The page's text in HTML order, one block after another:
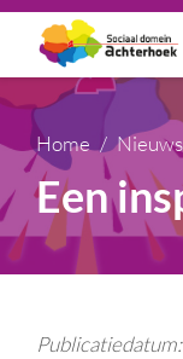
Home Nieuws
Een